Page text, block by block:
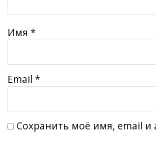
Имя *
Email *
Сохранить моё имя, email и